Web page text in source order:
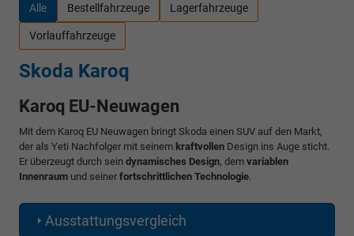
Alle Bestellfahrzeuge Lagerfahrzeuge
Vorlauffahrzeuge
Skoda Karoq
Karoq EU-Neuwagen
Mit dem Karoq EU Neuwagen bringt Skoda einen SUV auf den Markt,
der als Yeti Nachfolger mit seinem kraftvollen Design ins Auge sticht.
Er überzeugt durch sein dynamisches Design, dem variablen
Innenraum und seiner fortschrittlichen Technologie
Ausstattungsvergleich